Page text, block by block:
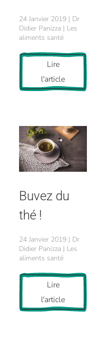
24 Janvier 2019 | Dr
Didier Panizza | Les
aliments santé
Lire
l'article
Buvez du
thé !
24 Janvier 2019 | Dr
Didier Panizza | Les
aliments santé
Lire
l'article